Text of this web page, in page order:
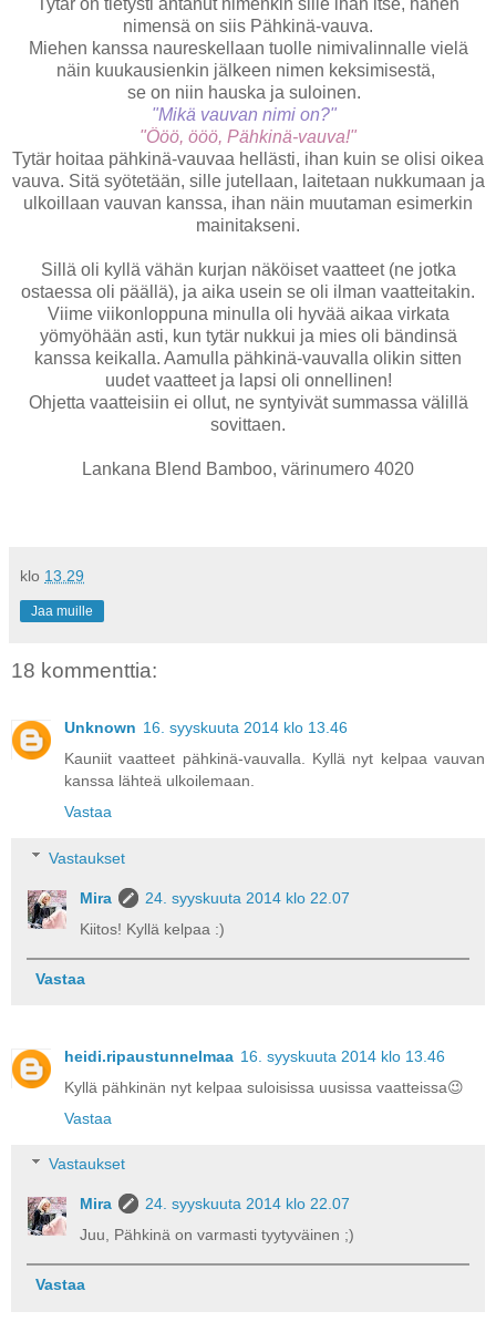
nimensä on siis Pähkinä-vauva.
Miehen kanssa naureskellaan tuolle nimivalinnalle vielä
näin kuukausienkin jälkeen nimen keksimisestä,
se on niin hauska ja suloinen.
"Mikä vauvan nimi on?"
"Ööö, ööö, Pähkinä-vauva!"
Tytär hoitaa pähkinä-vauvaa hellästi, ihan kuin se olisi oikea
vauva. Sitä syötetään, sille jutellaan, laitetaan nukkumaan ja
ulkoillaan vauvan kanssa, ihan näin muutaman esimerkin
mainitakseni.
Sillä oli kyllä vähän kurjan näköiset vaatteet (ne jotka
ostaessa oli päällä), ja aika usein se oli ilman vaatteitakin.
Viime viikonloppuna minulla oli hyvää aikaa virkata
yömyöhään asti, kun tytär nukkui ja mies oli bändinsä
kanssa keikalla. Aamulla pähkinä-vauvalla olikin sitten
uudet vaatteet ja lapsi oli onnellinen!
Ohjetta vaatteisiin ei ollut, ne syntyivät summassa välillä
sovittaen.
Lankana Blend Bamboo, värinumero 4020
klo 13.29
Jaa muille
18 kommenttia:
Unknown 16. syyskuuta 2014 klo 13.46
Kauniit vaatteet pähkinä-vauvalla. Kyllä nyt kelpaa vauvan
kanssa lähteä ulkoilemaan.
Vastaa
Vastaukset
Mira
24. syyskuuta 2014 klo 22.07
Kiitos! Kyllä kelpaa :)
Vastaa
heidi.ripaustunnelmaa 16. syyskuuta 2014 klo 13.46
Kyllä pähkinän nyt kelpaa suloisissa uusissa vaatteissa😉
Vastaa
Vastaukset
Mira
24. syyskuuta 2014 klo 22.07
Juu, Pähkinä on varmasti tyytyväinen ;)
Vastaa